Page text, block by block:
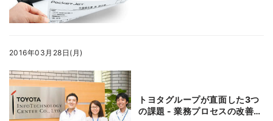
2016年03月28日(月)
トヨタグループが直面した3つ
の課題 - 業務プロセスの改善